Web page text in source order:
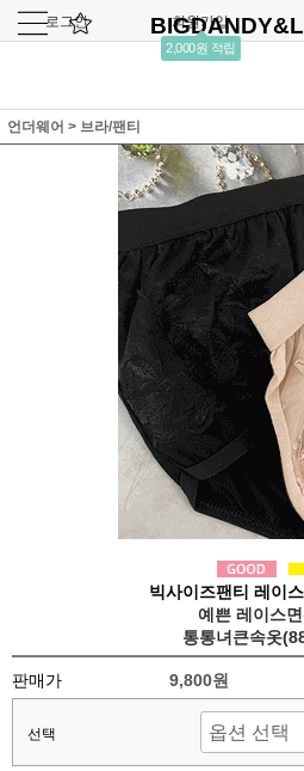
로그인 회원가입
2,000원 적립
언더웨어 > 브라/팬티
빅사이즈팬티 레이
예쁜 레이스면
통통녀큰속옷
판매가 9,800원
선택